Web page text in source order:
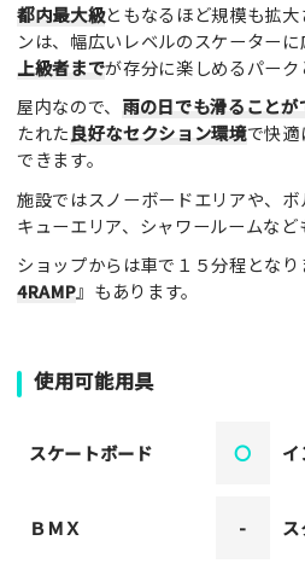
都内最大級ともなるほど規模も拡
ンは、幅広いレベルのスケーター
上級者までが存分に楽しめるパーク
屋内なので、 雨の日でも滑ることが
たれた良好なセクション環境で快適
できます。
施設ではスノーボードエリアや、
キューエリア、シャワールームなど
ショップからは車で１５分程とな
4RAMP』もあります。
使用可能用具
スケートボード 〇 イ
ＢＭＸ - ス